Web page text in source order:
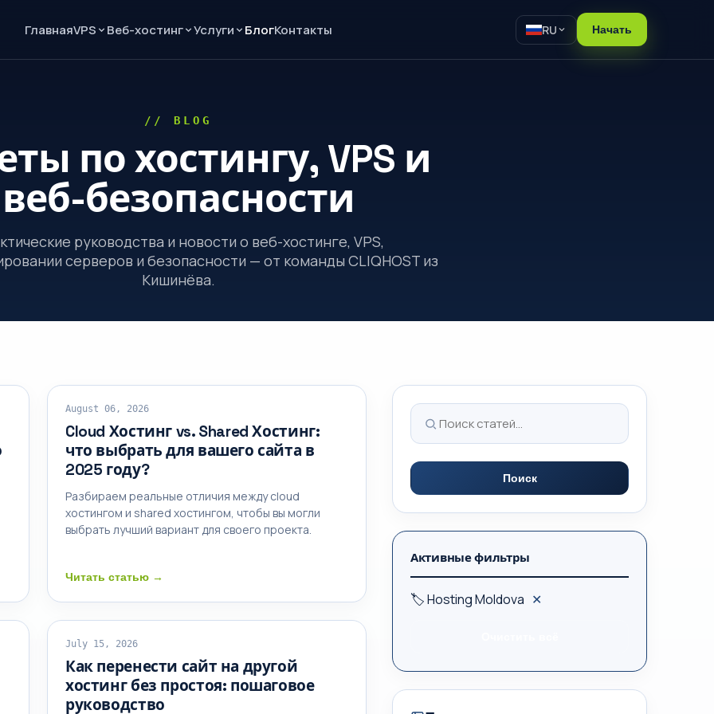
ГлавнаяVPS Веб-хостинг Услуги БлогКонтакты RU Начать
// BLOG
по хостингу, VPS и
веб-безопасности
руководства и новости о веб-хостинге, VPS,
серверов и безопасности — от команды CLIQHOST из
Кишинёва.
Поиск
Активные фильтры
🏷 Hosting Moldova ✕
ОБЛАЧНЫЙ ХОСТИНГ
August 06, 2026
Cloud Хостинг vs. Shared Хостинг:
что выбрать для вашего сайта в
2025 году?
Разбираем реальные отличия между cloud
хостингом и shared хостингом, чтобы вы могли
выбрать лучший вариант для своего проекта.
Читать статью →
ОБЩИЙ ХОСТИНГ
July 15, 2026
Как перенести сайт на другой
хостинг без простоя: пошаговое
руководство